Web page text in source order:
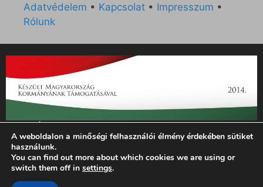
Adatvédelem • Kapcsolat • Impresszum •
Rólunk
„Az Új Ember katolikus hetilap 2014. évi működésének
támogatását az EGYH-KCP-14-P-0121 sz. támogatási
szerződés keretében 3 000 000 Ft összegben támogatta az
Emberi Erőforrások Minisztériuma.”
A weboldalon a minőségi felhasználói élmény érdekében sütiket
használunk.
You can find out more about which cookies we are using or
switch them off in settings.